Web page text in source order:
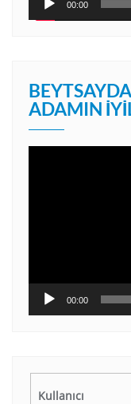
00:00
ADAMIN
00:00
Kullanıcı